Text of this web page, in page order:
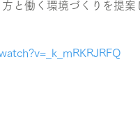
と働く環境づくりを提案